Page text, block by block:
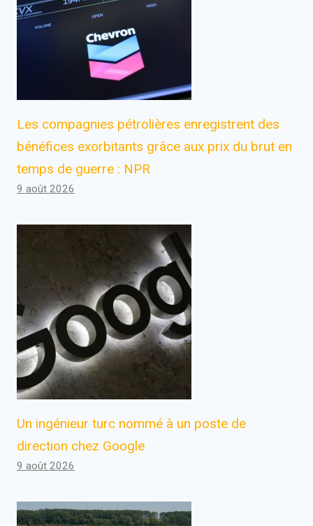
Les compagnies pétrolières enregistrent des
bénéfices exorbitants grâce aux prix du brut en
temps de guerre : NPR
9 août 2026
Un ingénieur turc nommé à un poste de
direction chez Google
9 août 2026